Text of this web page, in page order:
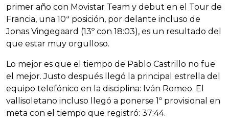
primer año con Movistar Team y debut en el Tour de
Francia, una 10ª posición, por delante incluso de
Jonas Vingegaard (13º con 18:03), es un resultado del
que estar muy orgulloso.
Lo mejor es que el tiempo de Pablo Castrillo no fue
el mejor. Justo después llegó la principal estrella del
equipo telefónico en la disciplina: Iván Romeo. El
vallisoletano incluso llegó a ponerse 1º provisional en
meta con el tiempo que registró: 37:44.